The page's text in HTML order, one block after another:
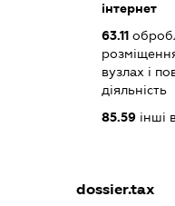
інтернет
63.11
вузлах і
діяльність
85.59інші
dossier.tax